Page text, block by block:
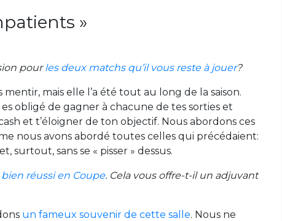
»
pour les deux matchs qu’il vous reste à jouer?
mais elle l’a été tout au long de la saison.
obligé de gagner à chacune de tes sorties et
et t’éloigner de ton objectif. Nous abordons ces
nous avons abordé toutes celles qui précédaient:
surtout, sans se « pisser » dessus.
réussi en Coupe. Cela vous offre-t-il un adjuvant
un fameux souvenir de cette salle. Nous ne